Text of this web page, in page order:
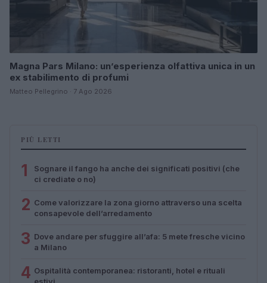
Magna Pars Milano: un’esperienza olfattiva unica in un
ex stabilimento di profumi
Matteo Pellegrino · 7 Ago 2026
PIÙ LETTI
1
Sognare il fango ha anche dei significati positivi (che
ci crediate o no)
2 Come valorizzare la zona giorno attraverso una scelta
consapevole dell’arredamento
3 Dove andare per sfuggire all’afa: 5 mete fresche vicino
a Milano
4 Ospitalità contemporanea: ristoranti, hotel e rituali
estivi